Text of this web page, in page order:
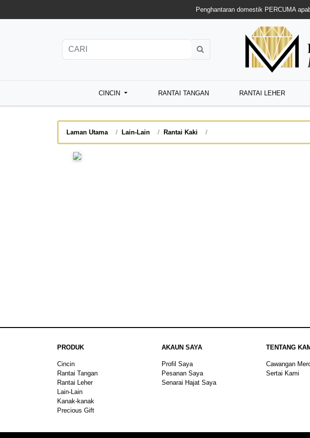
Penghantaran domestik PERCUMA
CINCIN RANTAI TANGAN RANTAI LEHER
Laman Utama Lain-Lain Rantai Kaki
PRODUK
Cincin
Rantai Tangan
Rantai Leher
Lain-Lain
Kanak-kanak
Precious Gift
AKAUN SAYA
Profil Saya
Pesanan Saya
Senarai Hajat Saya
TENTANG
Cawangan
Sertai Kami